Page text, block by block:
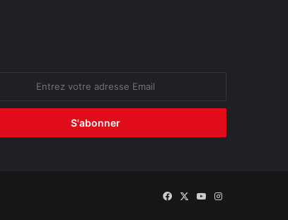
Facebook
X YouTubeInstagram